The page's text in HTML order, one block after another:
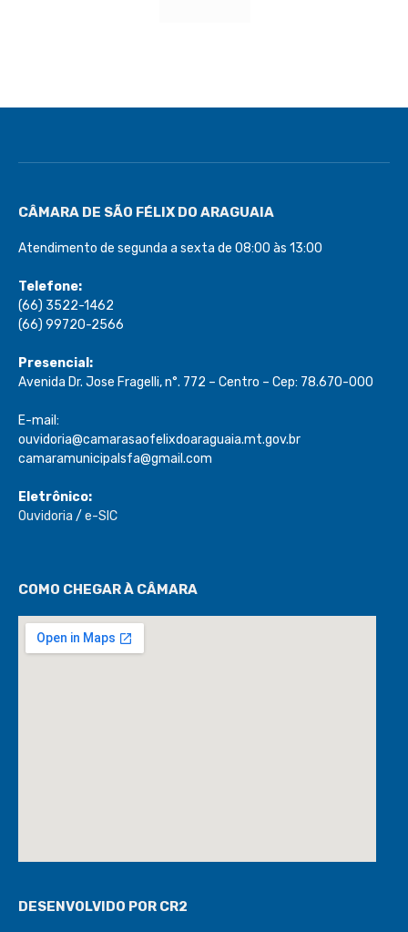
Atendimento de segunda a sexta de 08:00 às 13:00
Telefone:
(66) 3522-1462
(66) 99720-2566
Presencial:
Avenida Dr. Jose Fragelli, n°. 772 – Centro – Cep: 78.670-000
E-mail:
ouvidoria@camarasaofelixdoaraguaia.mt.gov.br
camaramunicipalsfa@gmail.com
Eletrônico: